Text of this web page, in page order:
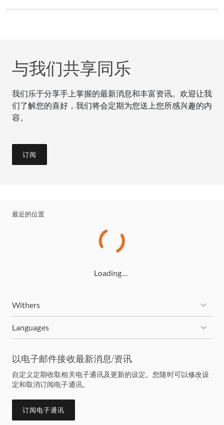
与我们共享同乐
我们乐于分享手上掌握的最新消息和丰富资讯。欢迎让我
们了解您的喜好，我们将会定期为您送上您所感兴趣的内
容。
订阅
最近的位置
Loading…
Withers
Languages
以电子邮件接收最新消息/资讯
自定义定期收取相关电子通讯及更新的设定。您随时可以修改设
定和取消订阅电子通讯。
订阅电子通讯